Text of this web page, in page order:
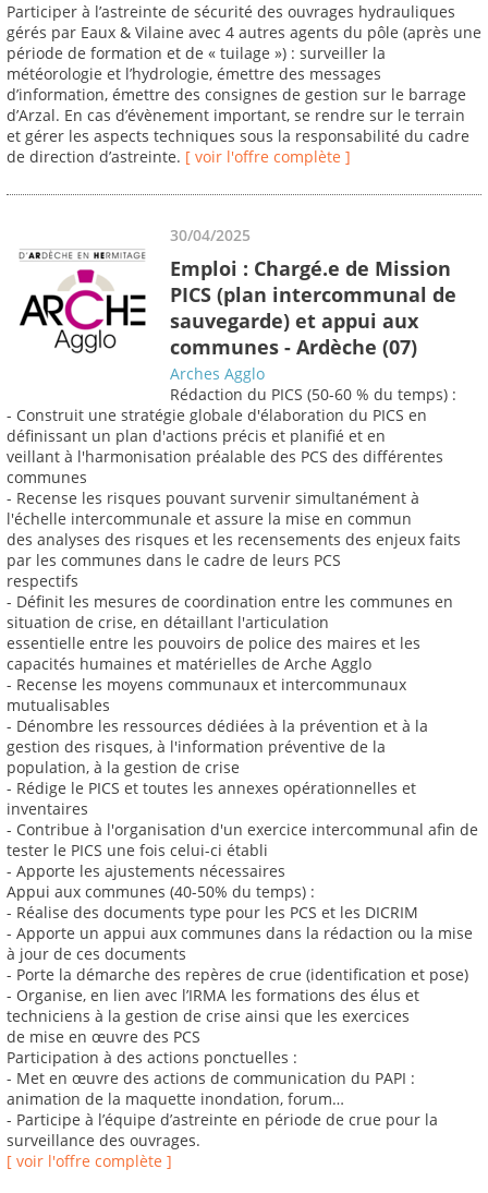
Participer à l’astreinte de sécurité des ouvrages hydrauliques
gérés par Eaux & Vilaine avec 4 autres agents du pôle (après une
période de formation et de « tuilage ») : surveiller la
météorologie et l’hydrologie, émettre des messages
d’information, émettre des consignes de gestion sur le barrage
d’Arzal. En cas d’évènement important, se rendre sur le terrain
et gérer les aspects techniques sous la responsabilité du cadre
de direction d’astreinte. [ voir l'offre complète ]
30/04/2025
Emploi : Chargé.e de Mission
PICS (plan intercommunal de
sauvegarde) et appui aux
communes - Ardèche (07)
Arches Agglo
Rédaction du PICS (50-60 % du temps) :
- Construit une stratégie globale d'élaboration du PICS en
définissant un plan d'actions précis et planifié et en
veillant à l'harmonisation préalable des PCS des différentes
communes
- Recense les risques pouvant survenir simultanément à
l'échelle intercommunale et assure la mise en commun
des analyses des risques et les recensements des enjeux faits
par les communes dans le cadre de leurs PCS
respectifs
- Définit les mesures de coordination entre les communes en
situation de crise, en détaillant l'articulation
essentielle entre les pouvoirs de police des maires et les
capacités humaines et matérielles de Arche Agglo
- Recense les moyens communaux et intercommunaux
mutualisables
- Dénombre les ressources dédiées à la prévention et à la
gestion des risques, à l'information préventive de la
population, à la gestion de crise
- Rédige le PICS et toutes les annexes opérationnelles et
inventaires
- Contribue à l'organisation d'un exercice intercommunal afin de
tester le PICS une fois celui-ci établi
- Apporte les ajustements nécessaires
Appui aux communes (40-50% du temps) :
- Réalise des documents type pour les PCS et les DICRIM
- Apporte un appui aux communes dans la rédaction ou la mise
à jour de ces documents
- Porte la démarche des repères de crue (identification et pose)
- Organise, en lien avec l’IRMA les formations des élus et
techniciens à la gestion de crise ainsi que les exercices
de mise en œuvre des PCS
Participation à des actions ponctuelles :
- Met en œuvre des actions de communication du PAPI :
animation de la maquette inondation, forum…
- Participe à l’équipe d’astreinte en période de crue pour la
surveillance des ouvrages.
[ voir l'offre complète ]